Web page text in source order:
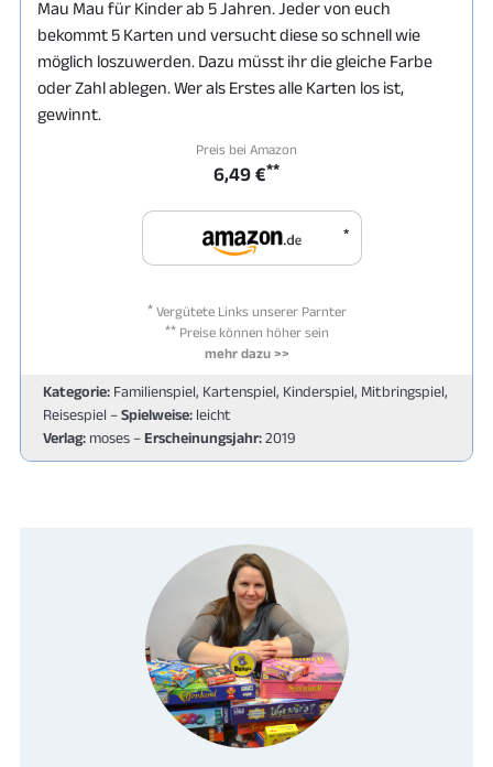
Mau Mau für Kinder ab 5 Jahren. Jeder von euch
bekommt 5 Karten und versucht diese so schnell wie
möglich loszuwerden. Dazu müsst ihr die gleiche Farbe
oder Zahl ablegen. Wer als Erstes alle Karten los ist,
gewinnt.
Preis bei Amazon
6,49 €**
*
*Vergütete Links unserer Parnter
**Preise können höher sein
mehr dazu >>
Kategorie: Familienspiel, Kartenspiel, Kinderspiel, Mitbringspiel,
Reisespiel –Spielweise: leicht
Verlag: moses – Erscheinungsjahr:2019